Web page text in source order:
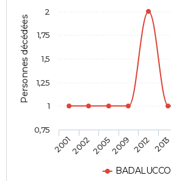
Personnes décédées
BADALUCCO
2001200220052009 2012 2013
0,75
1
1,25
1,5
1,75
2